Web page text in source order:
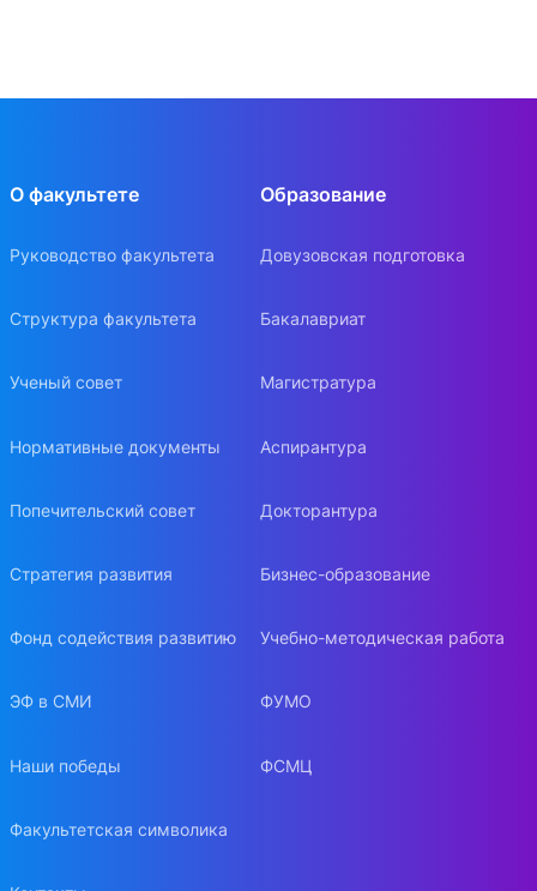
О факультете
Руководство факультета
Структура факультета
Ученый совет
Нормативные документы
Попечительский совет
Стратегия развития
Фонд содействия развитию
ЭФ в СМИ
Наши победы
Факультетская символика
Образование
Довузовская подготовка
Бакалавриат
Магистратура
Аспирантура
Докторантура
Бизнес-образование
Учебно-методическая работа
ФУМО
ФСМЦ